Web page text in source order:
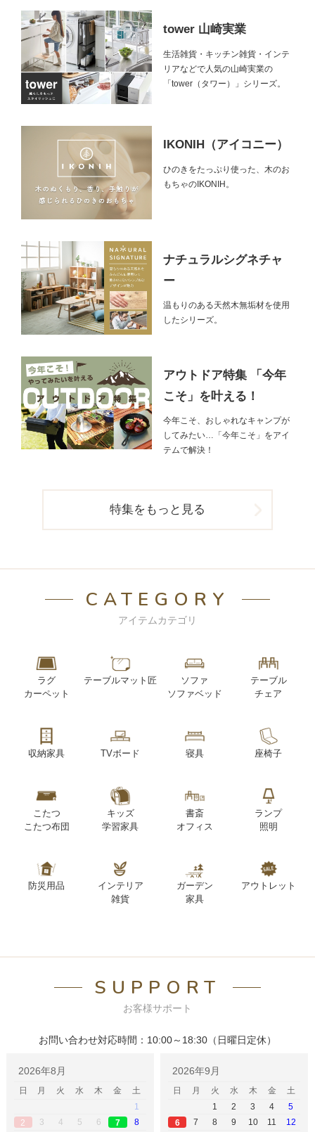
tower 山崎実業
生活雑貨・キッチン雑貨・インテ
リアなどで人気の山崎実業の
「tower（タワー）」シリーズ。
IKONIH（アイコニー）
ひのきをたっぷり使った、木のお
もちゃのIKONIH。
ナチュラルシグネチャ
ー
温もりのある天然木無垢材を使用
したシリーズ。
アウトドア特集 「今年
こそ」を叶える！
今年こそ、おしゃれなキャンプが
してみたい…「今年こそ」をアイ
テムで解決！
特集をもっと見る
CATEGORY
アイテムカテゴリ
ラグ
カーペット
テーブルマット匠
ソファ
ソファベッド
テーブル
チェア
収納家具 TVボード 寝具 座椅子
こたつ
こたつ布団
キッズ
学習家具
書斎
オフィス
ランプ
照明
防災用品
インテリア
雑貨
ガーデン
家具
アウトレット
SUPPORT
お客様サポート
お問い合わせ対応時間：10:00～18:30（日曜日定休）
2026年8月
日 月 火 水 木 金
土
1
2
3 4 5 6 7 8
2026年9月
日 月 火 水 木 金
土
1
2 3 4
5
6
7 8 9 10 11 12